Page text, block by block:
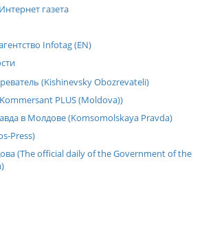
газета
Infotag (EN)
(Kishinevsky Obozrevateli)
PLUS (Moldova))
в Молдове (Komsomolskaya Pravda)
Press)
(The official daily of the Government of the